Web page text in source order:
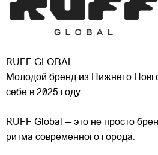
RUFF GLOBAL
Молодой бренд из Нижнего
себе в 2025 году.
RUFF Global — это не просто
ритма современного города.